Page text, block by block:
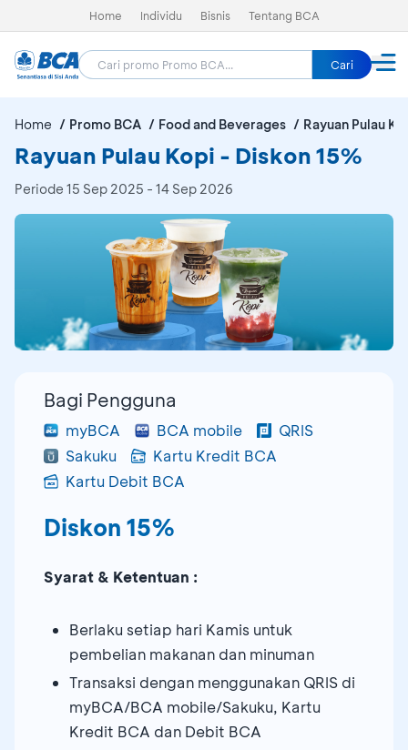
Home Individu Bisnis Tentang BCA
Cari
Home Promo BCA Food and Beverages Rayuan Pulau
Rayuan Pulau Kopi - Diskon 15%
Periode 15 Sep 2025 - 14 Sep 2026
Bagi Pengguna
myBCA BCA mobile
QRIS
Sakuku
Kartu Kredit BCA
Kartu Debit BCA
Diskon 15%
Syarat & Ketentuan :
Berlaku setiap hari Kamis untuk
pembelian makanan dan minuman
Transaksi dengan menggunakan QRIS di
myBCA/BCA mobile/Sakuku, Kartu
Kredit BCA dan Debit BCA